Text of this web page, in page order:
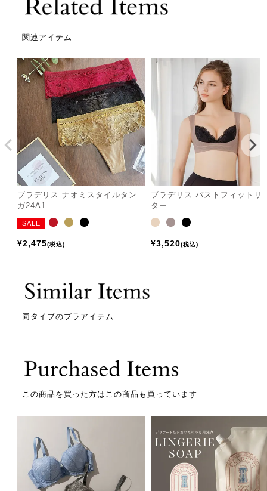
関連アイテム
ブラデリス ナオミスタイルタン
ガ24A1
SALE
¥2,475 税込
ブラデリス バストフィットリ
ター
¥3,520 税込
同タイプのブラアイテム
この商品を買った方はこの商品も買っています